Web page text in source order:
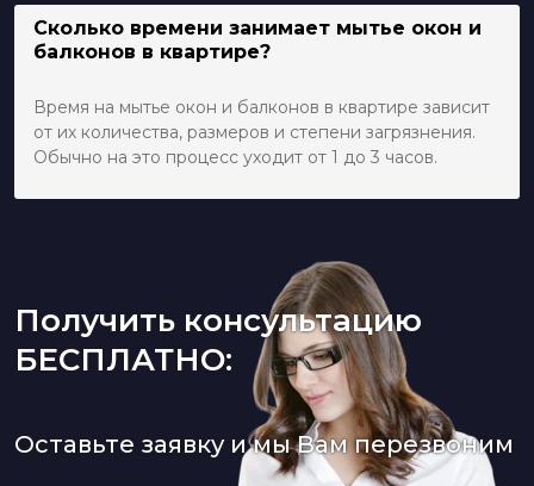
Сколько времени занимает мытье окон и
балконов в квартире?
Время на мытье окон и балконов в квартире зависит
от их количества, размеров и степени загрязнения.
Обычно на это процесс уходит от 1 до 3 часов.
Получить консультацию
БЕСПЛАТНО:
Оставьте заявку и мы Вам перезвоним